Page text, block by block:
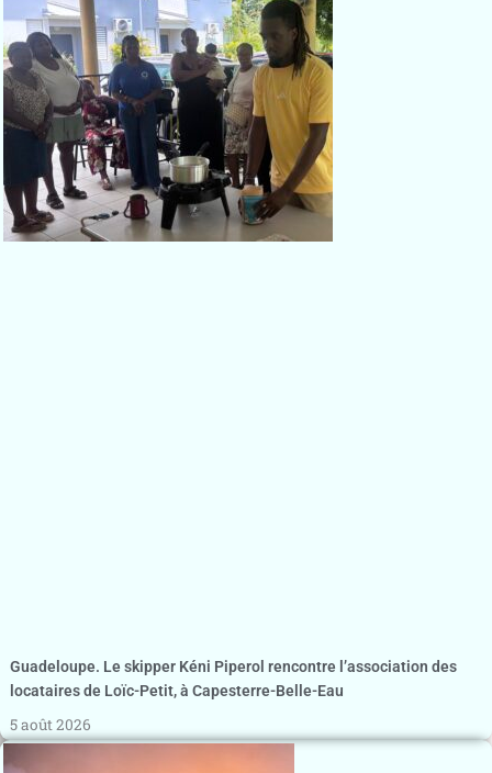
Guadeloupe. Le skipper Kéni Piperol rencontre l’association des
locataires de Loïc-Petit, à Capesterre-Belle-Eau
5 août 2026